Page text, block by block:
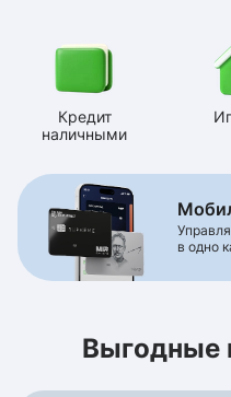
Кредит
наличными
в одно
Выгодные